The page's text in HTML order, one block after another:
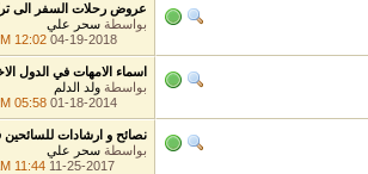
عروض رحلات السفر الى تركيا
بواسطةسحر علي
04-19-2018
12:02 PM
اسماء الامهات في الدول الاخرى
بواسطةولد الدلم
01-18-2014
05:58 PM
نصائح و ارشادات للسائحين في...
بواسطةسحر علي
11-25-2017
11:44 AM